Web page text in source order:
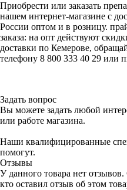
Приобрести или заказать
нашем интернет-магазине с
России оптом и в розницу.
заказа: на опт действуют
доставки по Кемерове,
телефону 8 800 333 40 29 или
Задать вопрос
Вы можете задать любой
или работе магазина.
Наши квалифицированные
помогут.
Отзывы
У данного товара нет
кто оставил отзыв об этом